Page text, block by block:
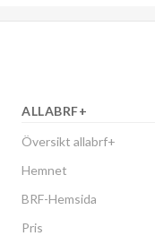
ALLABRF+
Översikt allabrf+
Hemnet
BRF-Hemsida
Pris